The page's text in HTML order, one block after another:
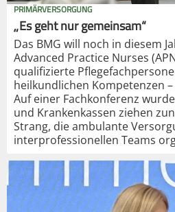
PRIMÄRVERSORGUNG
„Es geht nur gemeinsam“
Das BMG will noch in diesem
Advanced Practice Nurses
qualifizierte
heilkundlichen Kompetenzen
Auf einer Fachkonferenz
und Krankenkassen ziehen
Strang, die ambulante
interprofessionellen Teams